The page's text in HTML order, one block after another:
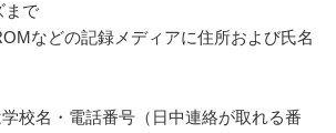
まで
などの記録メディアに住所および氏名
校名・電話番号（日中連絡が取れる番